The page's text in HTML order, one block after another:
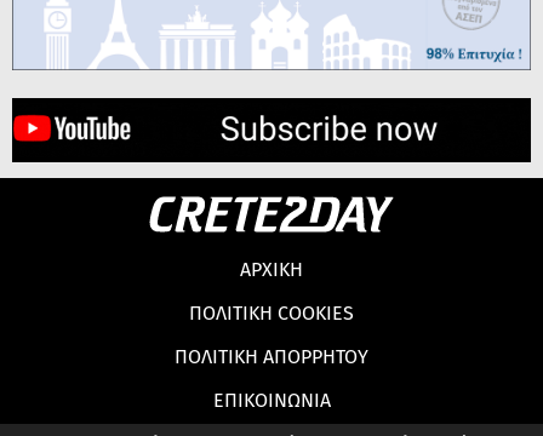
ΑΡΧΙΚΗ
ΠΟΛΙΤΙΚΗ COOKIES
ΠΟΛΙΤΙΚΗ ΑΠΟΡΡΗΤΟΥ
ΕΠΙΚΟΙΝΩΝΙΑ